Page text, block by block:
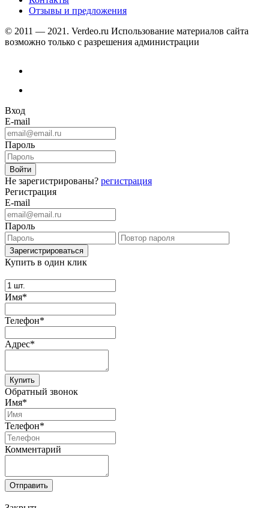
Отзывы и предложения
© 2011 — 2021. Verdeo.ru Использование материалов сайта
возможно только с разрешения администрации
Вход
E-mail
Пароль
Не зарегистрированы? регистрация
Регистрация
E-mail
Пароль
Купить в один клик
Имя*
Телефон*
Адрес*
Купить
Обратный звонок
Имя*
Телефон*
Комментарий
Отправить